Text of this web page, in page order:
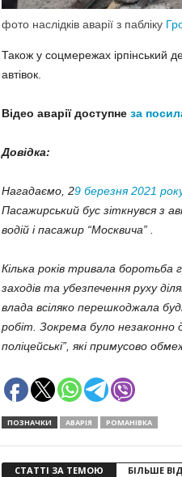
фото наслідків аварії з пабліку
Також у соцмережах ірпінський
автівок.
Відео аварії доступне за
Довідка:
Нагадаємо, 29 березня 2021
Пасажирський бус зіткнувся з
водій і пасажир “Москвича” .
Кілька років тривала
заходів та убезпечення руху
влада всіляко перешкоджала
робіт. Зокрема було незаконно
поліцейські”, які примусово
ПОЗНАЧКИ АВАРІЯ РОМАНІВКА
СТАТТІ ЗА ТЕМОЮ БІЛЬШЕ